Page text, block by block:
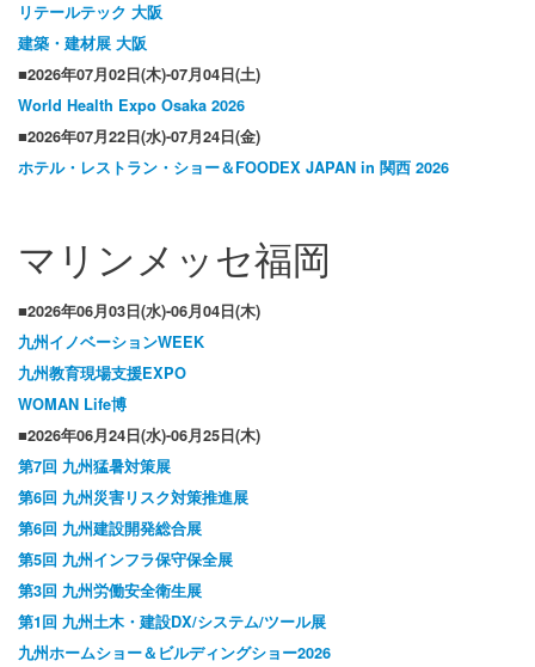
リテールテック 大阪
建築・建材展 大阪
■2026年07月02日(木)-07月04日(土)
World Health Expo Osaka 2026
■2026年07月22日(水)-07月24日(金)
ホテル・レストラン・ショー＆FOODEX JAPAN in 関西 2026
マリンメッセ福岡
■2026年06月03日(水)-06月04日(木)
九州イノベーションWEEK
九州教育現場支援EXPO
WOMAN Life博
■2026年06月24日(水)-06月25日(木)
第7回 九州猛暑対策展
第6回 九州災害リスク対策推進展
第6回 九州建設開発総合展
第5回 九州インフラ保守保全展
第3回 九州労働安全衛生展
第1回 九州土木・建設DX/システム/ツール展
九州ホームショー＆ビルディングショー2026